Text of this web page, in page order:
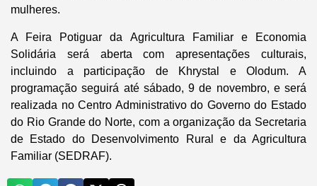
mulheres.
A Feira Potiguar da Agricultura Familiar e Economia
Solidária será aberta com apresentações culturais,
incluindo a participação de Khrystal e Olodum. A
programação seguirá até sábado, 9 de novembro, e será
realizada no Centro Administrativo do Governo do Estado
do Rio Grande do Norte, com a organização da Secretaria
de Estado do Desenvolvimento Rural e da Agricultura
Familiar (SEDRAF).